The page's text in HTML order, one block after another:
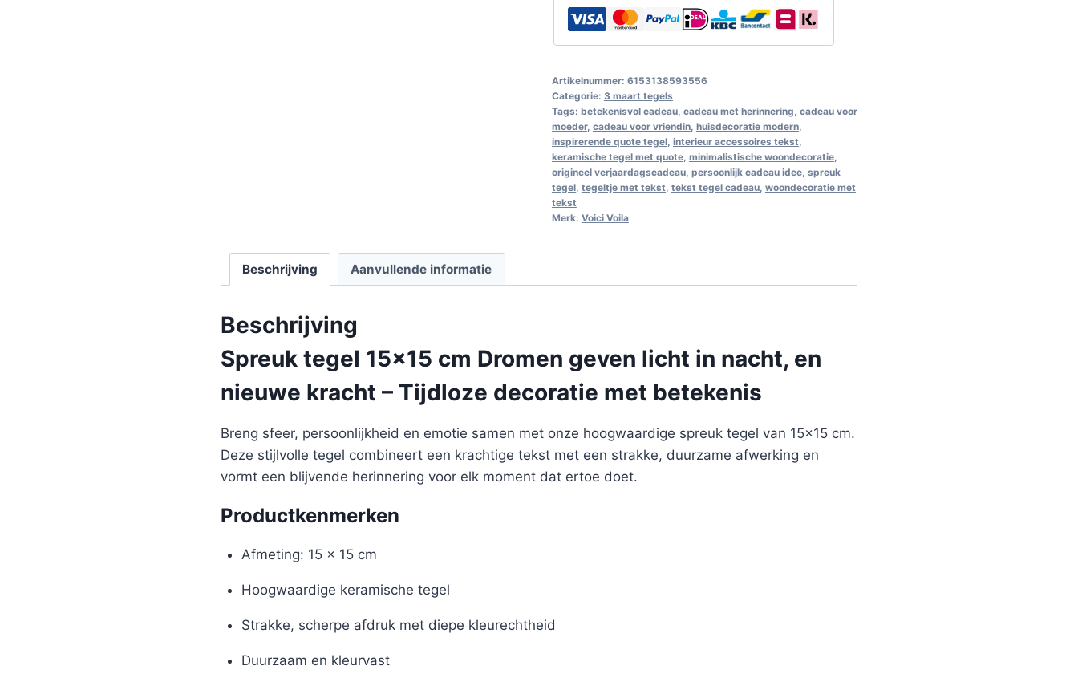
Artikelnummer: 6153138593556
Categorie: 3 maart tegels
Tags: betekenisvol cadeau, cadeau met herinnering cadeau voor
moeder, cadeau voor vriendin, huisdecoratie modern,
inspirerende quote tegel, interieur accessoires tekst
keramische tegel met quote, minimalistische woondecoratie,
origineel verjaardagscadeau, persoonlijk cadeau idee, spreuk
tegel, tegeltje met tekst tekst tegel cadeau, woondecoratie met
tekst
Merk: Voici Voila
Beschrijving Aanvullende informatie
Beschrijving
Spreuk tegel 15×15 cm Dromen geven licht in nacht, en
nieuwe kracht – Tijdloze decoratie met betekenis
Breng sfeer, persoonlijkheid en emotie samen met onze hoogwaardige spreuk tegel van 15×15 cm.
Deze stijlvolle tegel combineert een krachtige tekst met een strakke, duurzame afwerking en
vormt een blijvende herinnering voor elk moment dat ertoe doet.
Productkenmerken
Afmeting: 15 x 15 cm
Hoogwaardige keramische tegel
Strakke, scherpe afdruk met diepe kleurechtheid
Duurzaam en kleurvast